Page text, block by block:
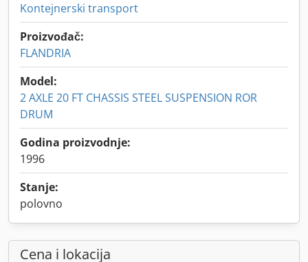
Kontejnerski transport
Proizvođač:
FLANDRIA
Model:
2 AXLE 20 FT CHASSIS STEEL SUSPENSION ROR
DRUM
Godina proizvodnje:
1996
Stanje:
polovno
Cena i lokacija